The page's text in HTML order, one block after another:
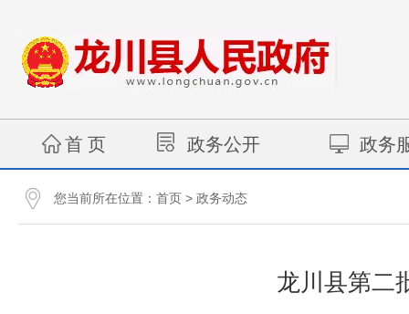
首 页 政务公开 政务
您当前所在位置： 首页 > 政务动态
龙川县第二